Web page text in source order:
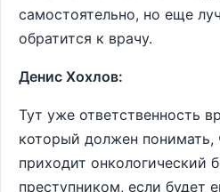
самостоятельно, но еще
обратится к врачу.
Денис Хохлов:
Тут уже ответственность
который должен понимать,
приходит онкологический
преступником, если будет